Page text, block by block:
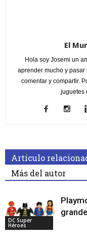
El
Hola soy Josemi un
aprender mucho y
comentar y compartir.
juguetes
Artículo
Más del autor
DC Super
Héroes